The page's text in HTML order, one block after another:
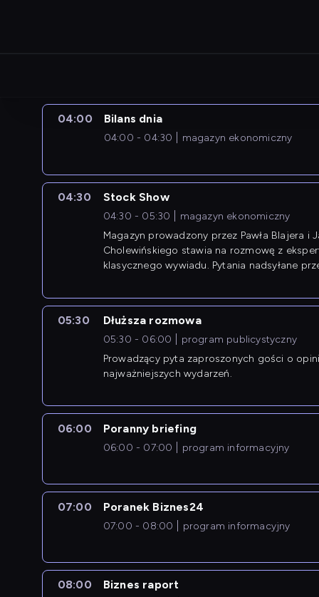
04:00 Bilans dnia
04:00 - 04:30 magazyn ekonomiczny
04:30 Stock Show
04:30 - 05:30
magazyn ekonomiczny
Magazyn prowadzony przez Pawła Blajera i
Cholewińskiego stawia na rozmowę z
klasycznego wywiadu. Pytania nadsyłane
05:30 Dłuższa rozmowa
05:30 - 06:00
program publicystyczny
Prowadzący pyta zaproszonych gości o
najważniejszych wydarzeń.
06:00 Poranny briefing
06:00 - 07:00 program informacyjny
07:00 Poranek Biznes24
07:00 - 08:00 program informacyjny
08:00 Biznes raport